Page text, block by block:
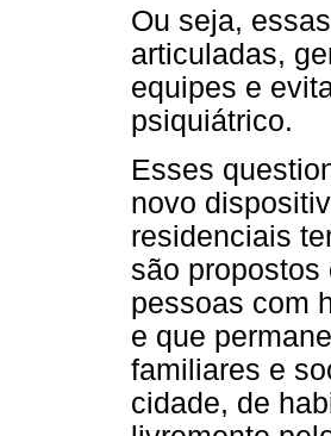
Ou seja,
articuladas,
equipes e
psiquiátrico.
Esses
novo
residenciais
são
pessoas com
e que
familiares e
cidade, de